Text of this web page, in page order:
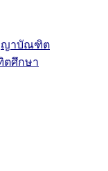
ญาบัณฑิต
ตศึกษา